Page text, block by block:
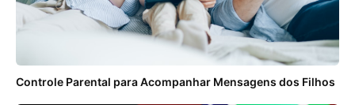
Controle Parental para Acompanhar Mensagens dos Filhos